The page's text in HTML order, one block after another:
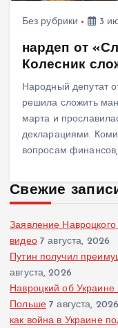
Без рубрики 3
нардеп от
Колесник
Народный депутат
решила сложить
марта и
декларациями.
вопросам
Свежие
Заявление
видео 7 августа, 2026
Путин получил
августа, 2026
Навроцкий об
Польше 7 августа, 2026
как война в Украине